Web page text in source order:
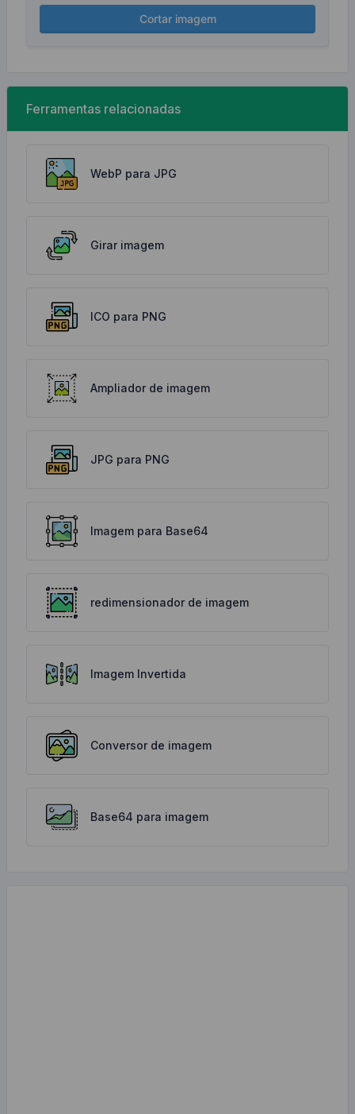
Cortar imagem
Ferramentas relacionadas
WebP para JPG
Girar imagem
ICO para PNG
Ampliador de imagem
JPG para PNG
Imagem para Base64
redimensionador de imagem
Imagem Invertida
Conversor de imagem
Base64 para imagem